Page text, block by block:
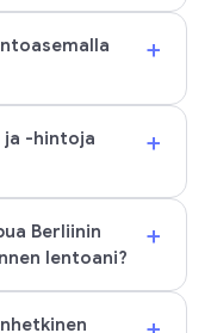
+
ja -hintoja
+
Berliinin
lentoani?
+